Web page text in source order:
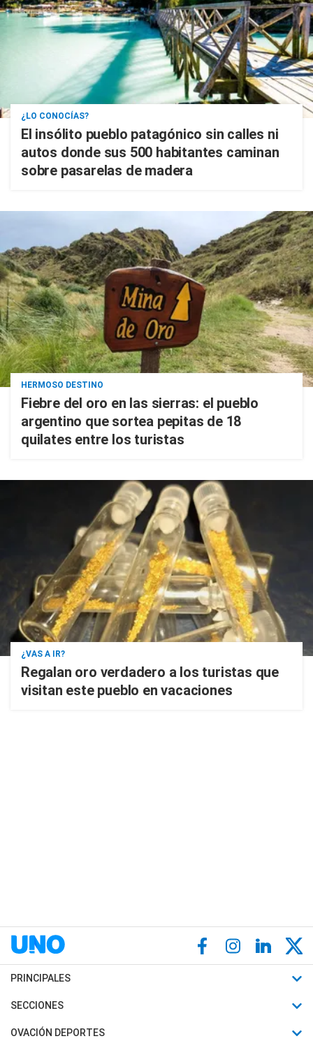
¿LO CONOCÍAS?
El insólito pueblo patagónico sin calles ni
autos donde sus 500 habitantes caminan
sobre pasarelas de madera
HERMOSO DESTINO
Fiebre del oro en las sierras: el pueblo
argentino que sortea pepitas de 18
quilates entre los turistas
¿VAS A IR?
Regalan oro verdadero a los turistas que
visitan este pueblo en vacaciones
PRINCIPALES
Últimas Noticias
Política
SECCIONES
Horóscopo
OVACIÓN DEPORTES